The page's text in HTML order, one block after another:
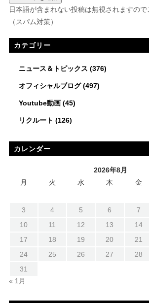
日本語が含まれない投稿は無視されますので
（スパム対策）
カテゴリー
ニュース＆トピックス (376)
オフィシャルブログ(497)
Youtube動画(45)
リクルート (126)
カレンダー
2026年8月
月
火 水 木 金
3
4 5 6 7
10
11 12 13 14
17
18 19 20 21
24
25 26 27 28
31
« 1月